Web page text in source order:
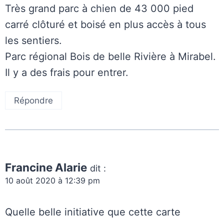
Très grand parc à chien de 43 000 pied
carré clôturé et boisé en plus accès à tous
les sentiers.
Parc régional Bois de belle Rivière à Mirabel.
Il y a des frais pour entrer.
Répondre
Francine Alarie dit :
10 août 2020 à 12:39 pm
Quelle belle initiative que cette carte